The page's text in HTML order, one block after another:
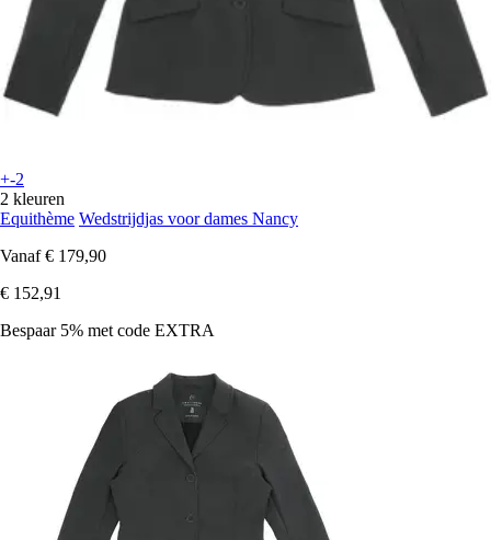
+-2
2 kleuren
Equithème Wedstrijdjas voor dames Nancy
Vanaf € 179,90
€ 152,91
Bespaar 5% met code EXTRA